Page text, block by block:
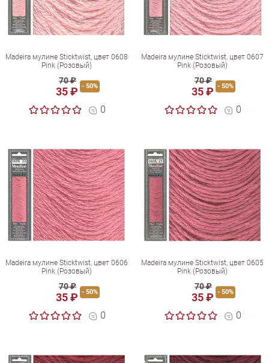
Madeira мулине Sticktwist, цвет 0608
Pink (Розовый)
70 ₽
35 ₽ - 50%
0
Madeira мулине Sticktwist, цвет 0607
Pink (Розовый)
70 ₽
35 ₽ - 50%
0
Madeira мулине Sticktwist, цвет 0606
Pink (Розовый)
70 ₽
35 ₽ - 50%
0
Madeira мулине Sticktwist, цвет 0605
Pink (Розовый)
70 ₽
35 ₽ - 50%
0